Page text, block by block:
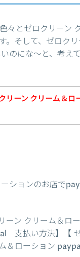
々とゼロクリーン
。そして、ゼロク
のにな～と、考え
リーン クリーム＆ロ
ションのお店で
ーン クリーム＆
支払い方法】【
＆ローション